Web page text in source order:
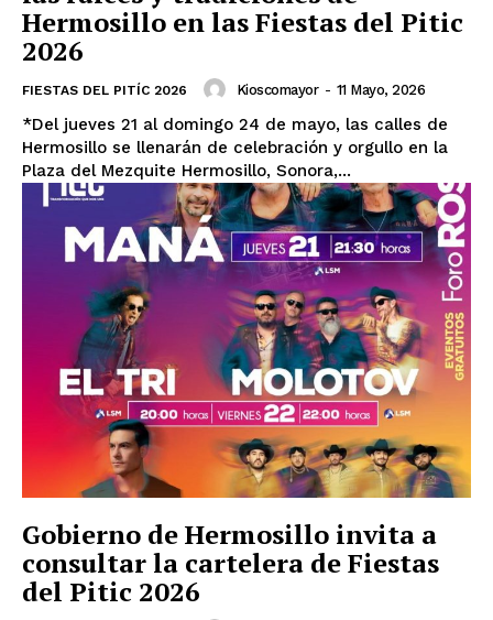
Hermosillo en las Fiestas del Pitic
2026
FIESTAS DEL PITÍC 2026 Kioscomayor - 11 Mayo, 2026
*Del jueves 21 al domingo 24 de mayo, las calles de
Hermosillo se llenarán de celebración y orgullo en la
Plaza del Mezquite Hermosillo, Sonora,...
Gobierno de Hermosillo invita a
consultar la cartelera de Fiestas
del Pitic 2026